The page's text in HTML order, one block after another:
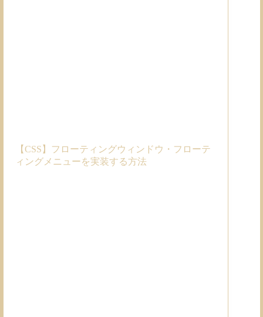
【CSS】フローティングウィンドウ・フローテ
ィングメニューを実装する方法